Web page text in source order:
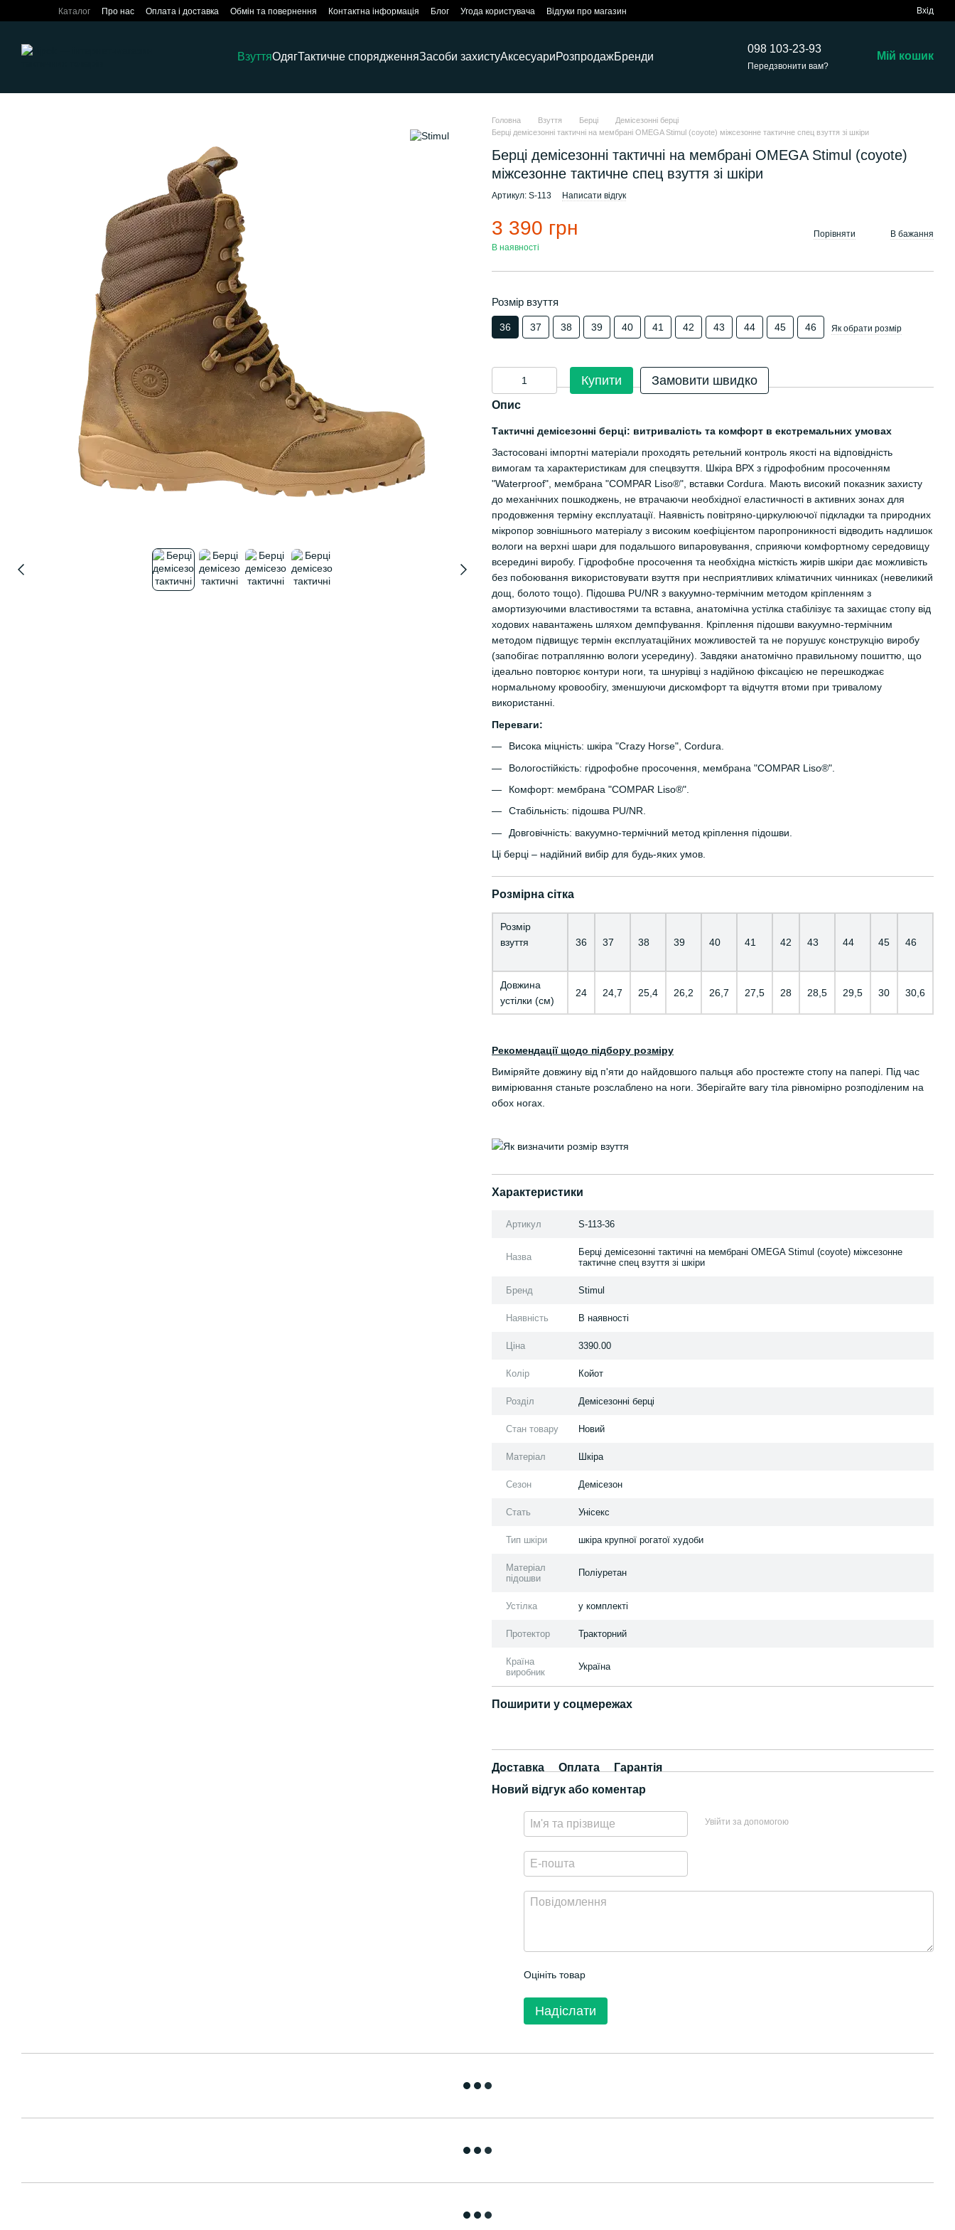
Перейти до основного контенту
Каталог Про нас Оплата і доставка Обмін та повернення Контактна інформація Блог Угода користувача Відгуки про магазин Вхід
ВзуттяОдягТактичне спорядженняЗасоби захистуАксесуариРозпродажБренди
098 103-23-93
Передзвонити вам?
Мій кошик
Головна Взуття Берці
Демісезонні берці
Берці демісезонні тактичні на мембрані OMEGA Stimul (coyote) міжсезонне тактичне спец взуття зі шкіри
Берці демісезонні тактичні на мембрані OMEGA Stimul (coyote)
міжсезонне тактичне спец взуття зі шкіри
Артикул: S-113 Написати відгук
3 390 грн
В наявності
Порівняти В бажання
Розмір взуття
36 37 38 39 40 41 42 43 44 45 46 Як обрати розмір
Купити Замовити швидко
Опис
Тактичні демісезонні берці: витривалість та комфорт в екстремальних умовах
Застосовані імпортні матеріали проходять ретельний контроль якості на відповідність
вимогам та характеристикам для спецвзуття. Шкіра ВРХ з гідрофобним просоченням
"Waterproof", мембрана "COMPAR Liso®", вставки Cordura. Мають високий показник захисту
до механічних пошкоджень, не втрачаючи необхідної еластичності в активних зонах для
продовження терміну експлуатації. Наявність повітряно-циркулюючої підкладки та природних
мікропор зовнішнього матеріалу з високим коефіцієнтом паропроникності відводить надлишок
вологи на верхні шари для подальшого випаровування, сприяючи комфортному середовищу
всередині виробу. Гідрофобне просочення та необхідна місткість жирів шкіри дає можливість
без побоювання використовувати взуття при несприятливих кліматичних чинниках (невеликий
дощ, болото тощо). Підошва PU/NR з вакуумно-термічним методом кріпленням з
амортизуючими властивостями та вставна, анатомічна устілка стабілізує та захищає стопу від
ходових навантажень шляхом демпфування. Кріплення підошви вакуумно-термічним
методом підвищує термін експлуатаційних можливостей та не порушує конструкцію виробу
(запобігає потраплянню вологи усередину). Завдяки анатомічно правильному пошиттю, що
ідеально повторює контури ноги, та шнурівці з надійною фіксацією не перешкоджає
нормальному кровообігу, зменшуючи дискомфорт та відчуття втоми при тривалому
використанні.
Переваги:
Висока міцність: шкіра "Crazy Horse", Cordura.
Вологостійкість: гідрофобне просочення, мембрана "COMPAR Liso®".
Комфорт: мембрана "COMPAR Liso®".
Стабільність: підошва PU/NR.
Довговічність: вакуумно-термічний метод кріплення підошви.
Ці берці – надійний вибір для будь-яких умов.
Розмірна сітка
Розмір
взуття
36 37 38 39 40 41 42 43 44 45 46
Довжина
устілки (см)
24 24,7 25,4 26,2 26,7 27,5 28 28,5 29,5 30 30,6
Рекомендації щодо підбору розміру
Виміряйте довжину від п'яти до найдовшого пальця або простежте стопу на папері. Під час
вимірювання станьте розслаблено на ноги. Зберігайте вагу тіла рівномірно розподіленим на
обох ногах.
Характеристики
Артикул S-113-36
Назва
Берці демісезонні тактичні на мембрані OMEGA Stimul (coyote) міжсезонне
тактичне спец взуття зі шкіри
Бренд Stimul
Наявність В наявності
Ціна 3390.00
Колір Койот
Розділ Демісезонні берці
Стан товару Новий
Матеріал Шкіра
Сезон Демісезон
Стать Унісекс
Тип шкіри шкіра крупної рогатої худоби
Матеріал
підошви
Поліуретан
Устілка у комплекті
Протектор Тракторний
Країна
виробник
Україна
Поширити у соцмережах
Доставка Оплата
Гарантія
Новий відгук або коментар
Увійти за допомогою
Оцініть товар
Надіслати